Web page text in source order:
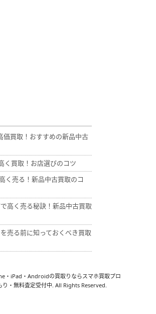
価買取！おすすめの新品中古
く買取！お店選びのコツ
く売る！新品中古買取のコ
高く売る秘訣！新品中古買取
売る前に知っておくべき買取
・iPad・Androidの買取りならスマホ買取プロ
り・無料査定受付中. All Rights Reserved.